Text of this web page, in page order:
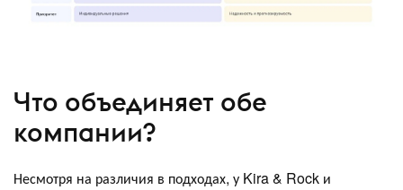
Что объединяет обе
компании?
Несмотря на различия в подходах, у Kira & Rock и